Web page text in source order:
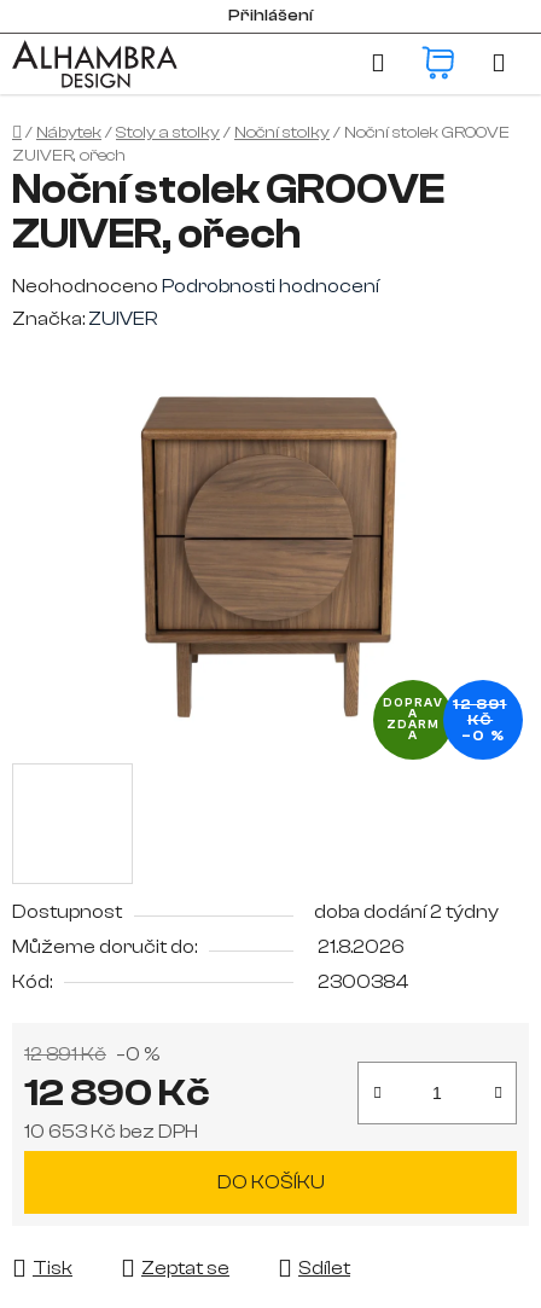
na
obsah
Přihlášení
Hledat
Domů
/ Nábytek/Stoly a stolky/ Noční stolky/ Noční stolek GROOVE
ZUIVER, ořech
Dostupnost
doba dodání 2 týdny
Můžeme doručit do:
21.8.2026
Kód:
2300384
12 891 Kč –0 %
12 890 Kč
10 653 Kč bez DPH
DO KOŠÍKU
Tisk Zeptat se Sdílet
Noční stolek GROOVE
ZUIVER, ořech
Průměrné
hodnocení
Neohodnoceno Podrobnosti hodnocení
Značka: ZUIVER
DOPRAV
A
ZDARM
A
12 891
KČ
–0 %